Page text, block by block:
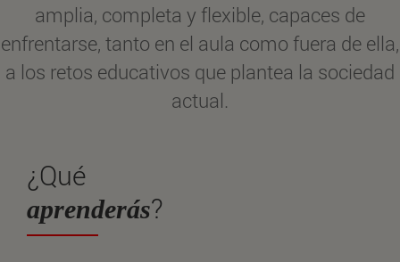
amplia, completa y flexible, capaces de
enfrentarse, tanto en el aula como fuera de ella,
a los retos educativos que plantea la sociedad
actual.
¿Qué
aprenderás?